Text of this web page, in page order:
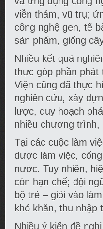
viễn thám, vũ trụ;
công nghệ gen, tế
sản phẩm, giống
Nhiều kết quả
thực góp phần phát
Viện cũng đã thực
nghiên cứu, xây
lược, quy hoạch
nhiều chương
Tại các cuộc làm
được làm việc,
nước. Tuy nhiên,
còn hạn chế; đội
bộ trẻ – giỏi vào
khó khăn, thu nhập
Nhiều ý kiến đề